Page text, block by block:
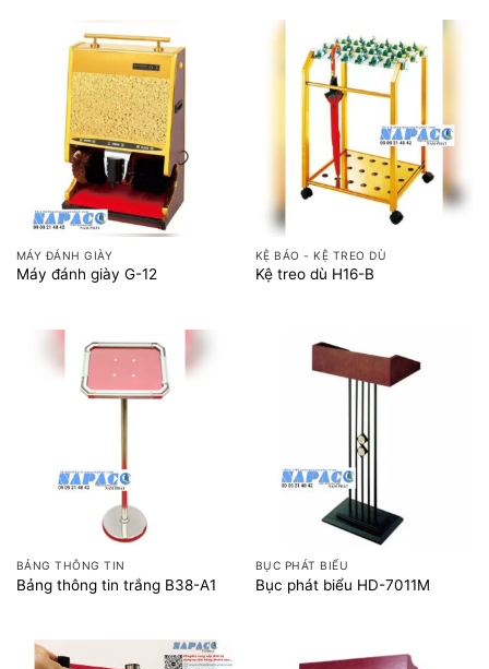
MÁY ĐÁNH GIÀY
Máy đánh giày G-12
KỆ BÁO - KỆ TREO DÙ
Kệ treo dù H16-B
BẢNG THÔNG TIN
Bảng thông tin trắng B38-A1
BỤC PHÁT BIỂU
Bục phát biểu HD-7011M